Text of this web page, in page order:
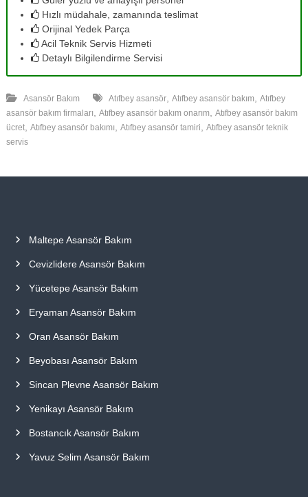
Hızlı müdahale, zamanında teslimat
Orijinal Yedek Parça
Acil Teknik Servis Hizmeti
Detaylı Bilgilendirme Servisi
Asansör Bakım Atıfbey asansör, Atıfbey asansör bakım
Atıfbey
asansör bakım firmaları
Atıfbey asansör bakım onarım
Atıfbey asansör bakım
ücret, Atıfbey asansör bakımı Atıfbey asansör tamiri
Atıfbey asansör teknik
servis
Maltepe Asansör Bakım
Cevizlidere Asansör Bakım
Yücetepe Asansör Bakım
Eryaman Asansör Bakım
Oran Asansör Bakım
Beyobası Asansör Bakım
Sincan Plevne Asansör Bakım
Yenikayı Asansör Bakım
Bostancık Asansör Bakım
Yavuz Selim Asansör Bakım